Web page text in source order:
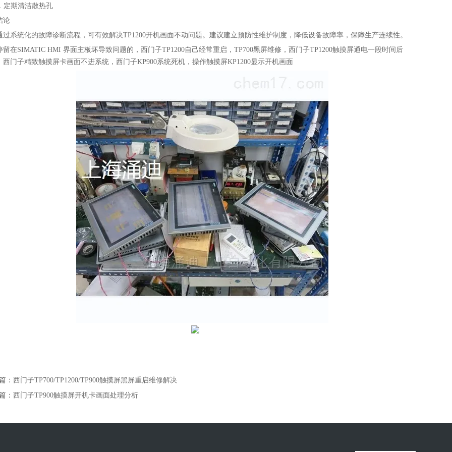
定期清洁散热孔
论
过系统化的故障诊断流程，可有效解决TP1200开机画面不动问题。建议建立预防性维护制度，降低设备故障率，保障生产连续性。
留在SIMATIC HMI 界面主板坏导致问题的，西门子TP1200自己经常重启，TP700黑屏维修，西门子TP1200触摸屏通电一段时间后
西门子精致触摸屏卡画面不进系统，西门子KP900系统死机，操作触摸屏KP1200显示开机画面
： 西门子TP700/TP1200/TP900触摸屏黑屏重启维修解决
： 西门子TP900触摸屏开机卡画面处理分析